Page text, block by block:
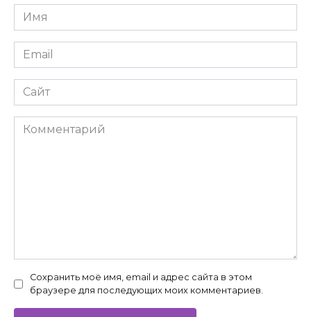
Имя
*
Email
*
Сайт
Комментарий
Сохранить моё имя, email и адрес сайта в этом
браузере для последующих моих комментариев.